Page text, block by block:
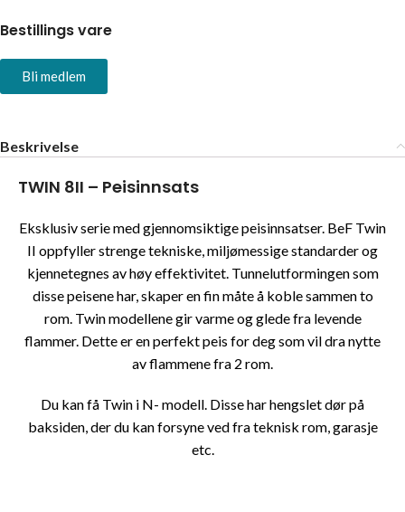
Bestillings vare
Bli medlem
Beskrivelse
TWIN 8II – Peisinnsats
Eksklusiv serie med gjennomsiktige peisinnsatser. BeF Twin
II oppfyller strenge tekniske, miljømessige standarder og
kjennetegnes av høy effektivitet. Tunnelutformingen som
disse peisene har, skaper en fin måte å koble sammen to
rom. Twin modellene gir varme og glede fra levende
flammer. Dette er en perfekt peis for deg som vil dra nytte
av flammene fra 2 rom.
Du kan få Twin i N- modell. Disse har hengslet dør på
baksiden, der du kan forsyne ved fra teknisk rom, garasje
etc.